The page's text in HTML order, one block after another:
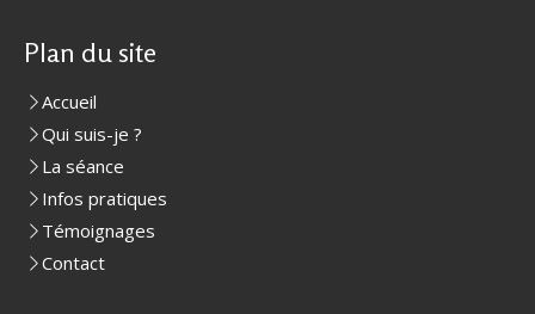
Plan du site
Accueil
Qui suis-je ?
La séance
Infos pratiques
Témoignages
Contact